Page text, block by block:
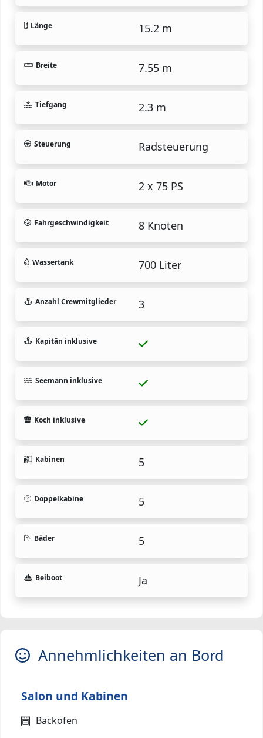
Länge 15.2 m
Breite 7.55 m
Tiefgang 2.3 m
Steuerung Radsteuerung
Motor 2 x 75 PS
Fahrgeschwindigkeit 8 Knoten
Wassertank 700 Liter
Anzahl Crewmitglieder 3
Kapitän inklusive
Seemann inklusive
Koch inklusive
Kabinen 5
Doppelkabine 5
Bäder 5
Beiboot Ja
Annehmlichkeiten an Bord
Salon und Kabinen
Backofen